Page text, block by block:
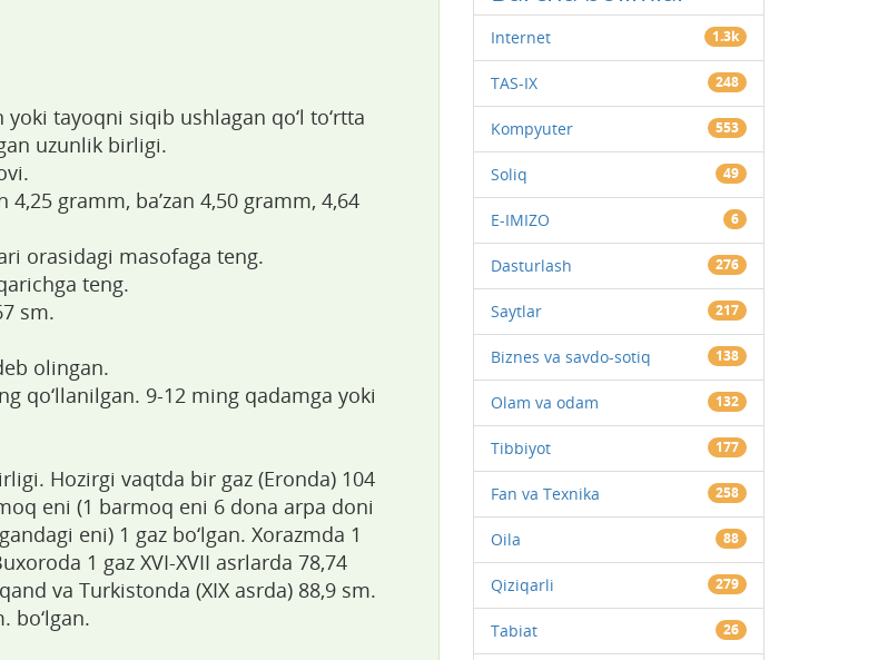
tayoqni siqib ushlagan qo‘l to‘rtta
uzunlik birligi.
gramm, ba’zan 4,50 gramm, 4,64
orasidagi masofaga teng.
teng.
sm.
olingan.
qo‘llanilgan. 9-12 ming qadamga yoki
Hozirgi vaqtda bir gaz (Eronda) 104
eni (1 barmoq eni 6 dona arpa doni
eni) 1 gaz bo‘lgan. Xorazmda 1
1 gaz XVI-XVII asrlarda 78,74
va Turkistonda (XIX asrda) 88,9 sm.
bo‘lgan.
Internet 1.3k
TAS-IX 248
Kompyuter 553
Soliq 49
E-IMIZO 6
Dasturlash 276
Saytlar 217
Biznes va savdo-sotiq 138
Olam va odam 132
Tibbiyot 177
Fan va Texnika 258
Oila 88
Qiziqarli 279
Tabiat 26